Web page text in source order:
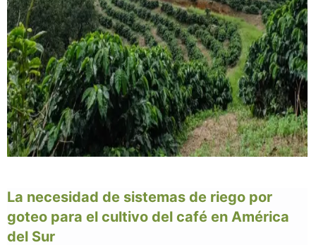
La necesidad de sistemas de riego por
goteo para el cultivo del café en América
del Sur